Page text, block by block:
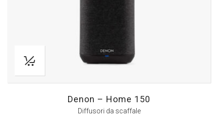
Denon – Home 150
Diffusori da scaffale